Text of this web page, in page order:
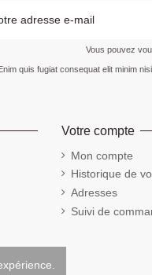
Vous pouvez
quis fugiat consequat elit minim
Votre compte
Mon compte
Historique de
Adresses
Suivi de